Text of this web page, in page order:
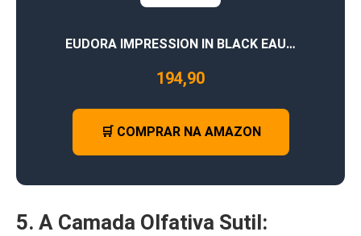
EUDORA IMPRESSION IN BLACK EAU…
194,90
🛒 COMPRAR NA AMAZON
5. A Camada Olfativa Sutil: